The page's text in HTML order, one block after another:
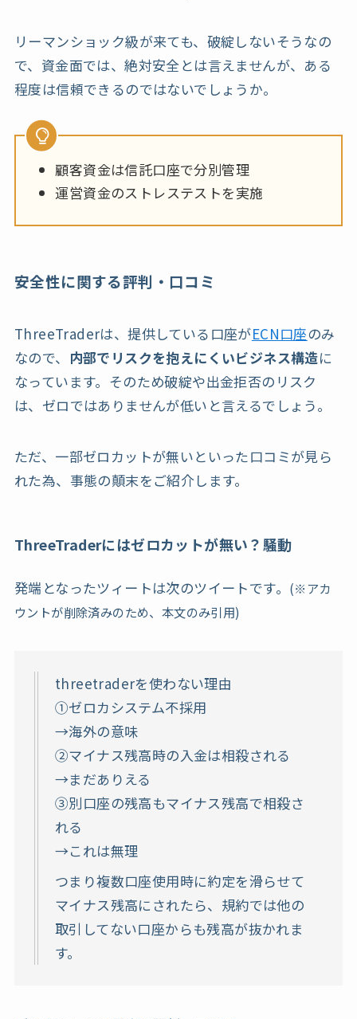
リーマンショック級が来ても、破綻しないそうなの
で、資金面では、絶対安全とは言えませんが、ある
程度は信頼できるのではないでしょうか。
顧客資金は信託口座で分別管理
運営資金のストレステストを実施
安全性に関する評判・口コミ
ThreeTraderは、提供している口座がECN口座のみ
なので、 内部でリスクを抱えにくいビジネス構造に
なっています。そのため破綻や出金拒否のリスク
は、ゼロではありませんが低いと言えるでしょう。
ただ、一部ゼロカットが無いといった口コミが見ら
れた為、事態の顛末をご紹介します。
ThreeTraderにはゼロカットが無い？騒動
発端となったツィートは次のツイートです。 (※アカ
ウントが削除済みのため、本文のみ引用)
threetraderを使わない理由
①ゼロカシステム不採用
→海外の意味
②マイナス残高時の入金は相殺される
→まだありえる
③別口座の残高もマイナス残高で相殺さ
れる
→これは無理
つまり複数口座使用時に約定を滑らせて
マイナス残高にされたら、規約では他の
取引してない口座からも残高が抜かれま
す。